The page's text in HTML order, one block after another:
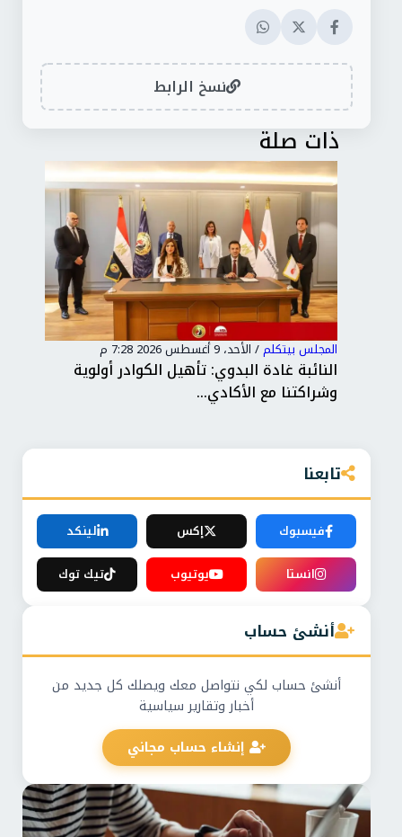
نسخ الرابط
ذات صلة
المجلس بيتكلم / الأحد، 9 أغسطس 2026 7:28 م
النائبة غادة البدوي: تأهيل الكوادر أولوية
وشراكتنا مع الأكادي...
تابعنا
فيسبوك إكس
لينكد
انستا
يوتيوب تيك توك
أنشئ حساب
أنشئ حساب لكي نتواصل معك ويصلك كل جديد من
أخبار وتقارير سياسية
إنشاء حساب مجاني